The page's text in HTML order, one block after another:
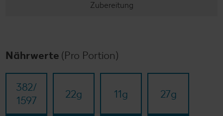
Zubereitung
Nährwerte (Pro Portion)
382/​
1597
22g 11g 27g